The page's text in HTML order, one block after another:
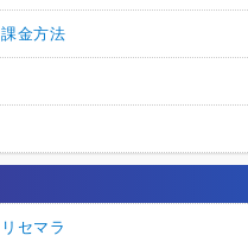
課金方法
リセマラ